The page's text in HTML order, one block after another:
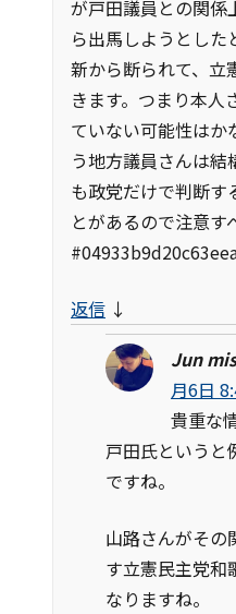
が戸田議員との関係
ら出馬しようとした
新から断られて、立
きます。つまり本人
ていない可能性はか
う地方議員さんは
も政党だけで判断す
とがあるので注意す
返信 ↓
Jun
月6日
貴重な
戸田氏というと
ですね。
山路さんがその
す立憲民主党和
なりますね。